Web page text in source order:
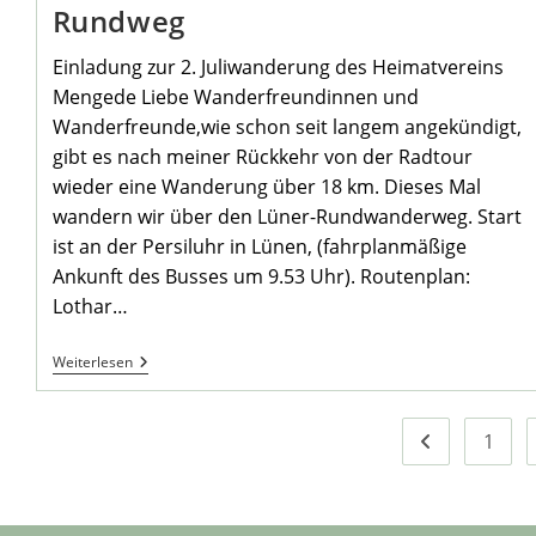
Rundweg
Einladung zur 2. Juliwanderung des Heimatvereins
Mengede Liebe Wanderfreundinnen und
Wanderfreunde,wie schon seit langem angekündigt,
gibt es nach meiner Rückkehr von der Radtour
wieder eine Wanderung über 18 km. Dieses Mal
wandern wir über den Lüner-Rundwanderweg. Start
ist an der Persiluhr in Lünen, (fahrplanmäßige
Ankunft des Busses um 9.53 Uhr). Routenplan:
Lothar…
WeiterlesenWandern
Auf
Zur vorherigen
1